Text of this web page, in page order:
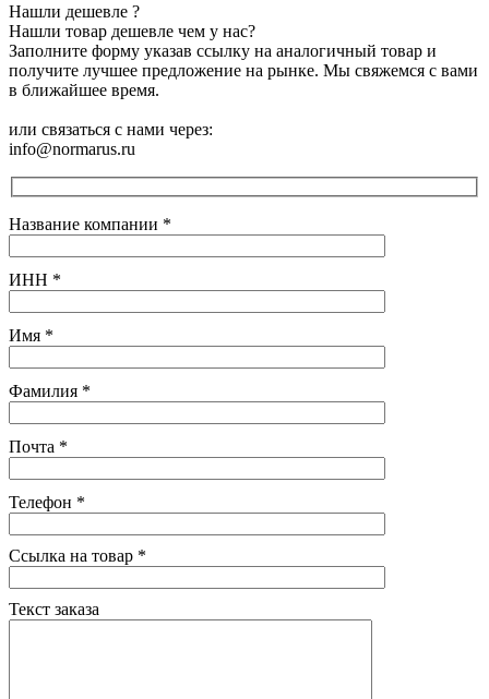
Нашли дешевле ?
Нашли товар дешевле чем у нас?
Заполните форму указав ссылку на аналогичный товар и
получите лучшее предложение на рынке. Мы свяжемся с вами
в ближайшее время.
или связаться с нами через:
info@normarus.ru
Название компании *
ИНН *
Имя *
Фамилия *
Почта *
Телефон *
Ссылка на товар *
Текст заказа